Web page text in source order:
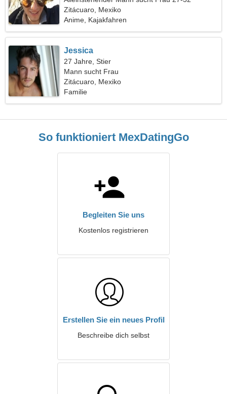
Zitácuaro, Mexiko
Anime, Kajakfahren
Jessica
27 Jahre, Stier
Mann sucht Frau
Zitácuaro, Mexiko
Familie
So funktioniert MexDatingGo
Begleiten Sie uns
Kostenlos registrieren
Erstellen Sie ein neues Profil
Beschreibe dich selbst